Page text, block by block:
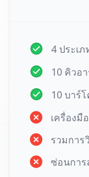
4 ประเภ
10 คิวอ
10 บาร์
เครื่องมื
รวมการ
ซ่อนการ